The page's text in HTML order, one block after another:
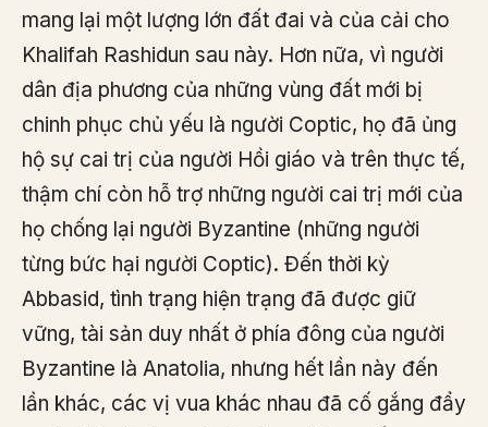
mang lại một lượng lớn đất đai và của cải cho
Khalifah Rashidun sau này. Hơn nữa, vì người
dân địa phương của những vùng đất mới bị
chinh phục chủ yếu là người Coptic, họ đã ủng
hộ sự cai trị của người Hồi giáo và trên thực tế,
thậm chí còn hỗ trợ những người cai trị mới của
họ chống lại người Byzantine (những người
từng bức hại người Coptic). Đến thời kỳ
Abbasid, tình trạng hiện trạng đã được giữ
vững, tài sản duy nhất ở phía đông của người
Byzantine là Anatolia, nhưng hết lần này đến
lần khác, các vị vua khác nhau đã cố gắng đẩy